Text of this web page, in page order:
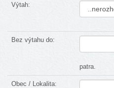
Výtah:
Bez výtahu do:
patra.
Obec / Lokalita: